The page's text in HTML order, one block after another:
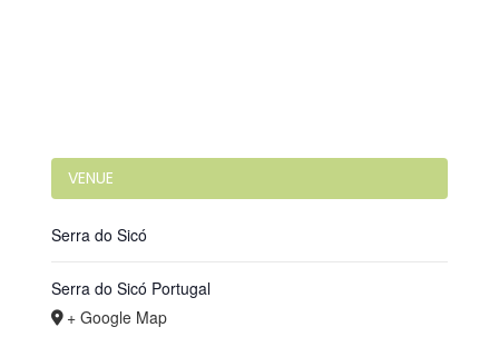
VENUE
Serra do Sicó
Serra do Sicó Portugal
+ Google Map